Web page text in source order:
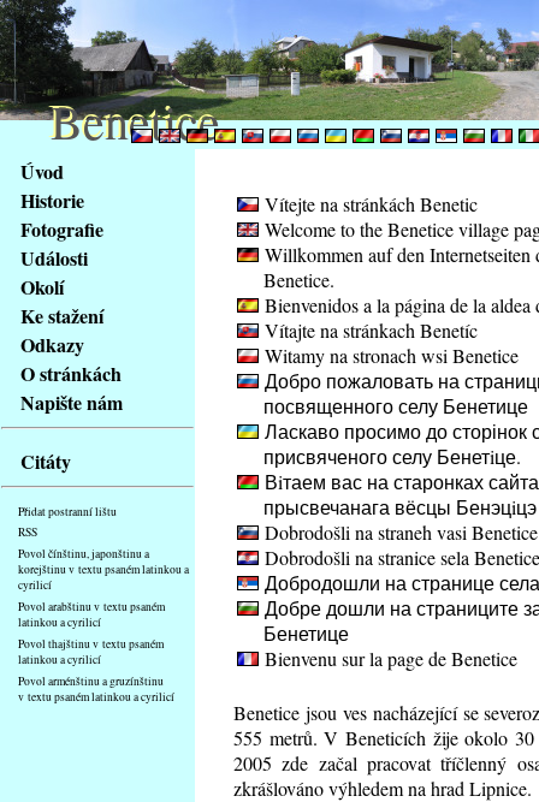
obsah
stránky
Klávesové
zkratky
tomto
webu
základní
Hlavní
strana
Úvod
Historie
Fotografie
Události
Okolí
Ke stažení
Odkazy
O stránkách
Napište nám
Citáty
Přidat postranní lištu
RSS
Povol čínštinu, japonštinu a
korejštinu v textu psaném latinkou a
cyrilicí
Povol arabštinu v textu psaném
latinkou a cyrilicí
Povol thajštinu v textu psaném
latinkou a cyrilicí
Povol arménštinu a gruzínštinu
v textu psaném latinkou a cyrilicí
Vítejte na stránkách Benetic
Welcome to the Benetice village
Willkommen auf den Internetseiten
Benetice.
Bienvenidos a la página de la aldea
Vítajte na stránkach Benetíc
Witamy na stronach wsi Benetice
Добро пожаловать на
посвященного селу Бенетице
Ласкаво просимо до сторінок
присвяченого селу Бенетiце.
Вiтаем вас на старонках
прысвечанага вёсцы Бенэцiцэ
Dobrodošli na straneh vasi Benetice
Dobrodošli na stranice sela Benetice
Добродошли на странице
Добре дошли на страниците
Бенетице
Bienvenu sur la page de Benetice
Benetice jsou ves nacházející se
555 metrů. V Beneticích žije okolo 30
2005 zde začal pracovat tříčlenný
zkrášlováno výhledem na hrad Lipnice.
Benetice
Benetice